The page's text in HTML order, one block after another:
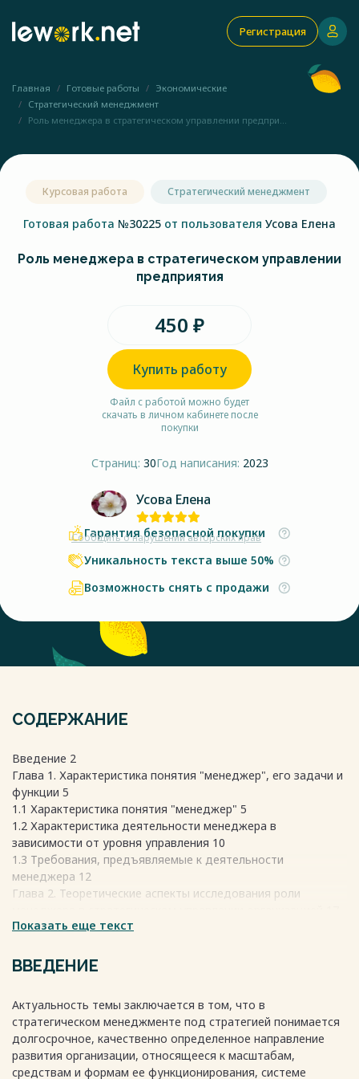
Регистрация
Главная Готовые работы
Экономические
Стратегический менеджмент
Роль менеджера в стратегическом управлении предпри...
Курсовая работа Стратегический менеджмент
Готовая работа №30225 от пользователя Усова Елена
Роль менеджера в стратегическом управлении
предприятия
450 ₽
Купить работу
Файл с работой можно будет
скачать в личном кабинете после
покупки
Страниц: 30Год написания: 2023
Усова Елена
Сообщить о нарушении авторских прав
Гарантия безопасной покупки
Уникальность текста выше 50%
Возможность снять с продажи
СОДЕРЖАНИЕ
Введение 2
Глава 1. Характеристика понятия "менеджер", его задачи и
функции 5
1.1 Характеристика понятия "менеджер" 5
1.2 Характеристика деятельности менеджера в
зависимости от уровня управления 10
1.3 Требования, предъявляемые к деятельности
менеджера 12
Глава 2. Теоретические аспекты исследования роли
2.1 Роль менеджера в организации 17
организации 18
2.3 Развитие карьеры менеджера 20
примере детской школы искусств им. Ф. Шуберта 22
3.1 Основные требования, предъявляемые к деятельности
менеджера в учреждениях культуры 22
3.2 Управление персоналом, профессиональная
Показать еще текст
ВВЕДЕНИЕ
Актуальность темы заключается в том, что в
стратегическом менеджменте под стратегией понимается
долгосрочное, качественно определенное направление
развития организации, относящееся к масштабам,
средствам и формам ее функционирования, системе